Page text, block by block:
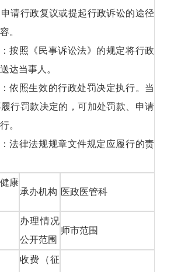
请行政复议或提起行政诉讼的途径
。
按照《民事诉讼法》的规定将行政
达当事人。
依照生效的行政处罚决定执行。当
行罚款决定的，可加处罚款、申请
。
法律法规规章文件规定应履行的责
康
承办机构 医政医管科
办理情况
公开范围
师市范围
收费（征